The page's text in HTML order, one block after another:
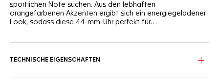
sportlichen Note suchen. Aus den lebhaften
orangefarbenen Akzenten ergibt sich ein energiegeladener
Look, sodass diese 44-mm-Uhr perfekt für
ergänzt. Zusätzlich verleiht der orange lackierte
TECHNISCHE EIGENSCHAFTEN